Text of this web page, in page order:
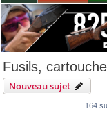
Fusils,
Nouveau sujet
164